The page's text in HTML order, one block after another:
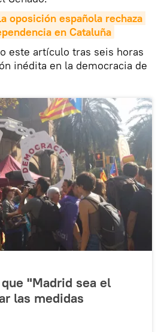
oposición española rechaza
en Cataluña
este artículo tras seis horas
inédita en la democracia de
"Madrid sea el
las medidas